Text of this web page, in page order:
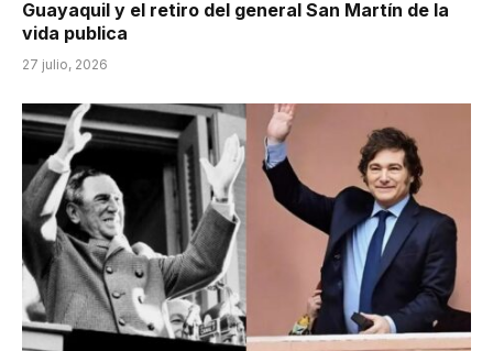
Guayaquil y el retiro del general San Martín de la
vida publica
27 julio, 2026